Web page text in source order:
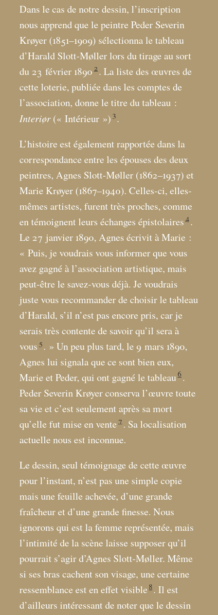
Dans le cas de notre dessin, l’inscription
nous apprend que le peintre Peder Severin
Krøyer (1851–1909) sélectionna le tableau
d’Harald Slott-Møller lors du tirage au sort
du 23 février 1890 2 . La liste des œuvres de
cette loterie, publiée dans les comptes de
l’association, donne le titre du tableau :
Interiør(« Intérieur ») 3 .
L’histoire est également rapportée dans la
correspondance entre les épouses des deux
peintres, Agnes Slott-Møller (1862–1937) et
Marie Krøyer (1867–1940). Celles-ci, elles-
mêmes artistes, furent très proches, comme
en témoignent leurs échanges épistolaires 4.
Le 27 janvier 1890, Agnes écrivit à Marie :
« Puis, je voudrais vous informer que vous
avez gagné à l’association artistique, mais
peut-être le savez-vous déjà. Je voudrais
juste vous recommander de choisir le tableau
d’Harald, s’il n’est pas encore pris, car je
serais très contente de savoir qu’il sera à
vous 5. » Un peu plus tard, le 9 mars 1890,
Agnes lui signala que ce sont bien eux,
Marie et Peder, qui ont gagné le tableau6 .
Peder Severin Krøyer conserva l’œuvre toute
sa vie et c’est seulement après sa mort
qu’elle fut mise en vente 7 . Sa localisation
actuelle nous est inconnue.
Le dessin, seul témoignage de cette œuvre
pour l’instant, n’est pas une simple copie
mais une feuille achevée, d’une grande
fraîcheur et d’une grande finesse. Nous
ignorons qui est la femme représentée, mais
l’intimité de la scène laisse supposer qu’il
pourrait s’agir d’Agnes Slott-Møller. Même
si ses bras cachent son visage, une certaine
ressemblance est en effet visible8. Il est
d’ailleurs intéressant de noter que le dessin